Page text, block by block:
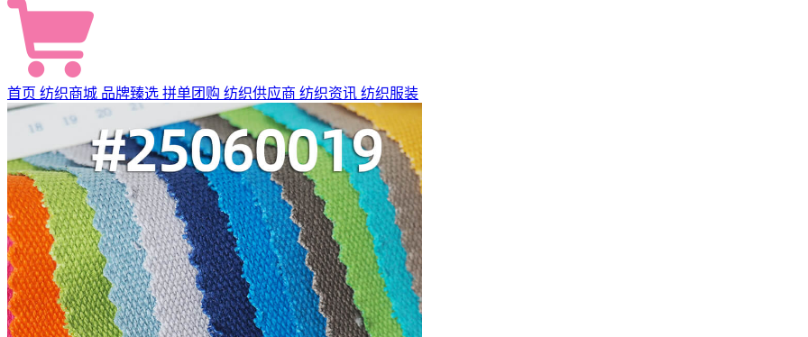
首页 纺织商城 品牌臻选 拼单团购 纺织供应商 纺织资讯 纺织服装